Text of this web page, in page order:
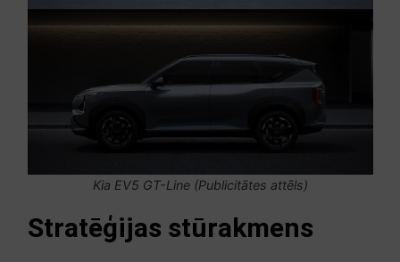
Kia EV5 GT-Line (Publicitātes attēls)
Stratēģijas stūrakmens